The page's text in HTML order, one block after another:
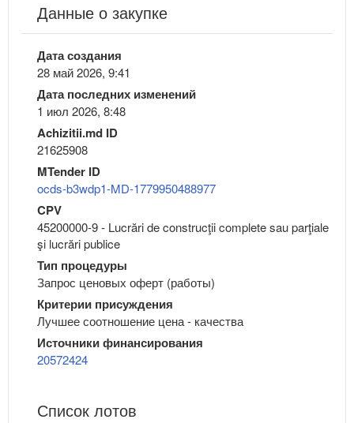
Данные о закупке
Дата создания
28 май 2026, 9:41
Дата последних изменений
1 июл 2026, 8:48
Achizitii.md ID
21625908
MTender ID
ocds-b3wdp1-MD-1779950488977
CPV
45200000-9 - Lucrări de construcţii complete sau parţiale
şi lucrări publice
Тип процедуры
Запрос ценовых оферт (работы)
Критерии присуждения
Лучшее соотношение цена - качества
Источники финансирования
20572424
Список лотов